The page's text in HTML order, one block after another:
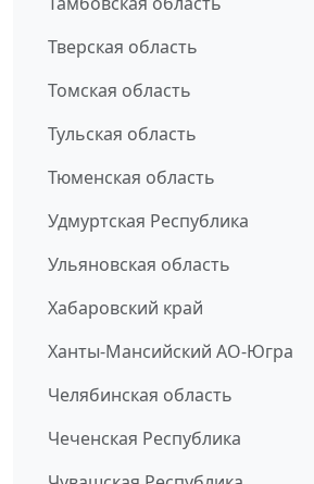
Тверская область
Томская область
Тульская область
Тюменская область
Удмуртская Республика
Ульяновская область
Хабаровский край
Ханты-Мансийский АО-Югра
Челябинская область
Чеченская Республика